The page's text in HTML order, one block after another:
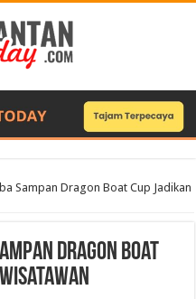
Sampan Dragon Boat Cup Jadikan
Dragon Boat